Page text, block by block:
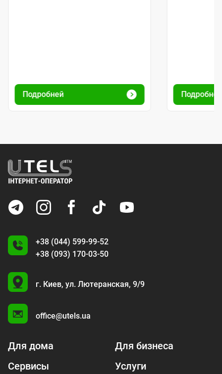
Подробней Подробней
+38 (044) 599-99-52
+38 (093) 170-03-50
U
г. Киев, ул. Лютеранская, 9/9
office@utels.ua
Для дома
Для бизнеса
Сервисы
Услуги